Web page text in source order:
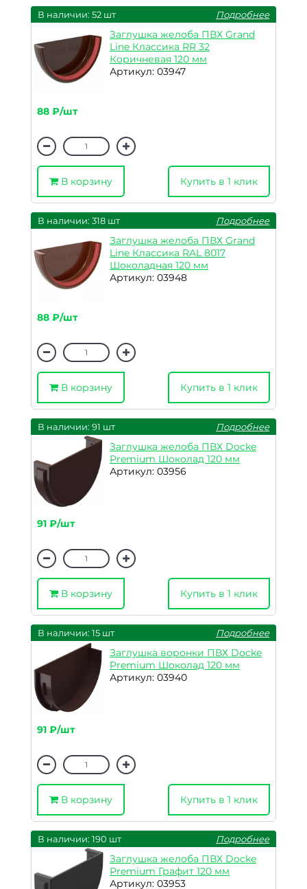
В наличии: 52 шт Подробнее
Заглушка желоба ПВХ Grand
Line Классика RR 32
Коричневая 120 мм
Артикул: 03947
88 ₽/шт
В корзину Купить в 1 клик
В наличии: 318 шт Подробнее
Заглушка желоба ПВХ Grand
Line Классика RAL 8017
Шоколадная 120 мм
Артикул: 03948
88 ₽/шт
В корзину Купить в 1 клик
В наличии: 91 шт Подробнее
Заглушка желоба ПВХ Docke
Premium Шоколад 120 мм
Артикул: 03956
91 ₽/шт
В корзину Купить в 1 клик
В наличии: 15 шт Подробнее
Заглушка воронки ПВХ Docke
Premium Шоколад 120 мм
Артикул: 03940
91 ₽/шт
В корзину Купить в 1 клик
В наличии: 190 шт Подробнее
Заглушка желоба ПВХ Docke
Premium Графит 120 мм
Артикул: 03953